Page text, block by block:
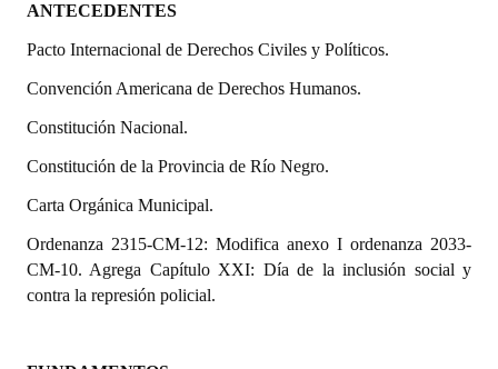
LEGISLACIÓN
Constitución Provincial
Carta Orgánica 2007
Reglamento Interno
Digesto
Organigrama
ANTECEDENTES
Pacto Internacional de Derechos Civiles y Políticos.
Convención Americana de Derechos Humanos.
Constitución Nacional.
Constitución de la Provincia de Río Negro.
Carta Orgánica Municipal.
Ordenanza 2315-CM-12: Modifica anexo I ordenanza 2033-
CM-10. Agrega Capítulo XXI: Día de la inclusión social y
contra la represión policial.